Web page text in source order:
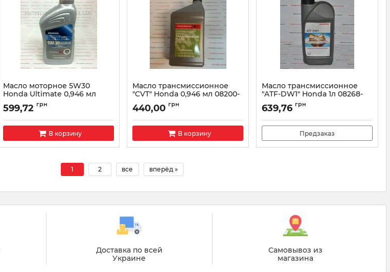
Масло моторное 5W30
Honda Ultimate 0,946 мл
08798-9039
Артикул: 087989039
599,72 грн
В корзину
Масло трансмиссионное
"CVT" Honda 0,946 мл 08200-
Артикул: 082009006
440,00 грн
В корзину
Масло трансмиссионное
"ATF-DW1" Honda 1л 08268-
Артикул: 0826899901
639,76 грн
Предзаказ
1 2 все вперёд »
Доставка по всей
Украине
Самовывоз из
магазина